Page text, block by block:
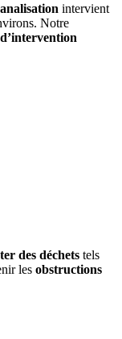
intervient
Notre
des déchets tels
les obstructions